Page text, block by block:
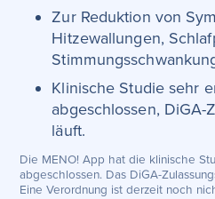
Zur Reduktion von
Hitzewallungen,
Klinische Studie sehr
abgeschlossen, DiGA-
läuft.
Die MENO! App hat die klinische
abgeschlossen. Das DiGA-
Eine Verordnung ist derzeit noch